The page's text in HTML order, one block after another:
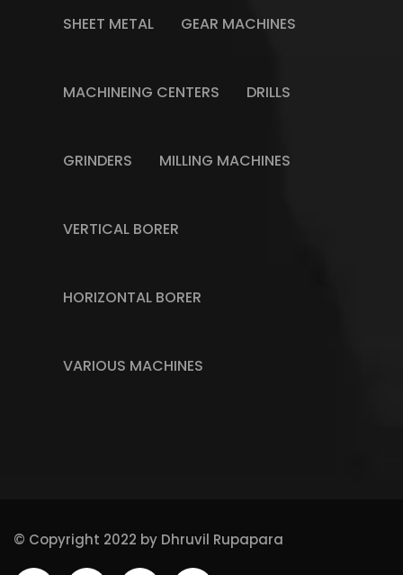
SHEET METAL GEAR MACHINES
MACHINEING CENTERS DRILLS
GRINDERS MILLING MACHINES
VERTICAL BORER
HORIZONTAL BORER
VARIOUS MACHINES
© Copyright 2022 by Dhruvil Rupapara